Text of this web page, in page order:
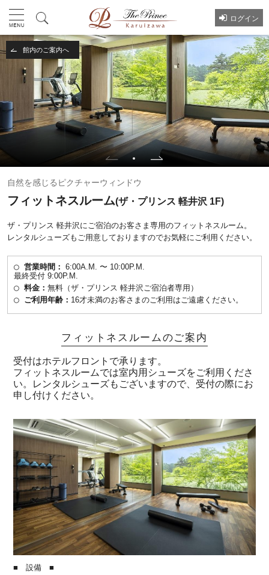
ログイン
館内のご案内へ
自然を感じるピクチャーウィンドウ
フィットネスルーム(ザ・プリンス 軽井沢 1F)
ザ・プリンス 軽井沢にご宿泊のお客さま専用のフィットネスルーム。
レンタルシューズもご用意しておりますのでお気軽にご利用ください。
営業時間： 6:00A.M. 〜 10:00P.M.
最終受付 9:00P.M.
料金：無料（ザ・プリンス 軽井沢ご宿泊者専用）
ご利用年齢： 16才未満のお客さまのご利用はご遠慮ください。
フィットネスルームのご案内
受付はホテルフロントで承ります。
フィットネスルームでは室内用シューズをご利用くださ
い。レンタルシューズもございますので、受付の際にお
申し付けください。
■ 設備 ■